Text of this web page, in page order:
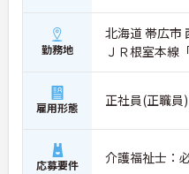
勤務地
北海道 帯広市
ＪＲ根室本線
雇用形態 正社員(正職員)
応募要件 介護福祉士：